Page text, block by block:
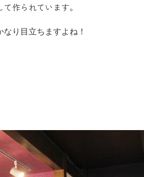
作られています。
り目立ちますよね！